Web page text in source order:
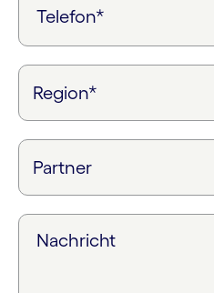
Telefon*
Nachricht